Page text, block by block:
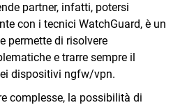
partner, infatti, potersi
con i tecnici WatchGuard, è un
permette di risolvere
e trarre sempre il
dispositivi ngfw/vpn.
complesse, la possibilità di